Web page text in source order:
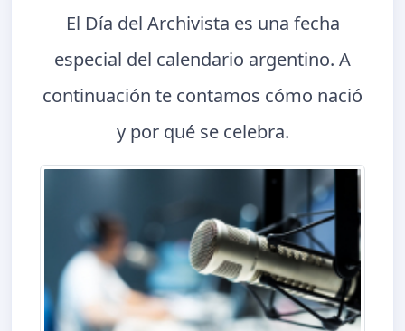
El Día del Archivista es una fecha
especial del calendario argentino. A
continuación te contamos cómo nació
y por qué se celebra.